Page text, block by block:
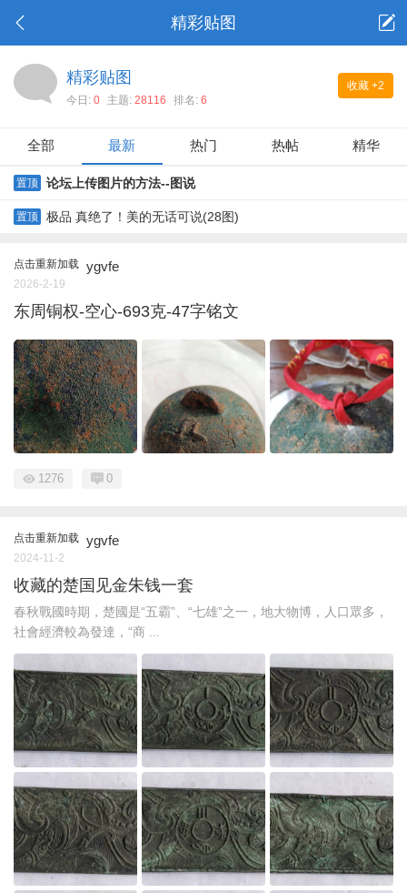
精彩贴图
收藏 +2
精彩贴图
今日: 0 主题: 28116 排名: 6
全部 最新 热门 热帖 精华
置顶 论坛上传图片的方法--图说
置顶 极品 真绝了！美的无话可说(28图)
点击重新加载 ygvfe
2026-2-19
东周铜权-空心-693克-47字铭文
1276 0
点击重新加载 ygvfe
2024-11-2
收藏的楚国见金朱钱一套
春秋戰國時期，楚國是“五霸”、“七雄”之一，地大物博，人口眾多，
社會經濟較為發達，“商 ...